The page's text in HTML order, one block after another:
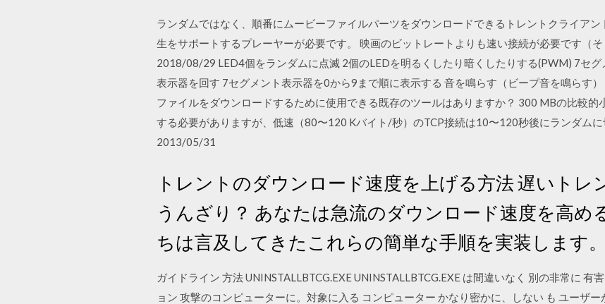
ランダムではなく、順番にムービーファイルパーツをダウンロードできるトレントクライア
生をサポートするプレーヤーが必要です。 映画のビットレートよりも速い接続が必要です（
2018/08/29 LED4個をランダムに点滅 2個のLEDを明るくしたり暗くしたりする(PWM) 7セグ
表示器を回す 7セグメント表示器を0から9まで順に表示する 音を鳴らす（ビープ音を鳴らす
ファイルをダウンロードするために使用できる既存のツールはありますか？ 300 MBの比較的
する必要がありますが、低速（80〜120 Kバイト/秒）のTCP接続は10〜120秒後にランダム
2013/05/31
トレントのダウンロード速度を上げる方法 遅いトレ
うんざり？ あなたは急流のダウンロード速度を高め
ちは言及してきたこれらの簡単な手順を実装します。
ガイドライン 方法 UNINSTALLBTCG.EXE UNINSTALLBTCG.EXE は間違いなく 別の非常に 有
ョン 攻撃のコンピューターに。対象に入る コンピューター かなり密かに、しない も ユーザ